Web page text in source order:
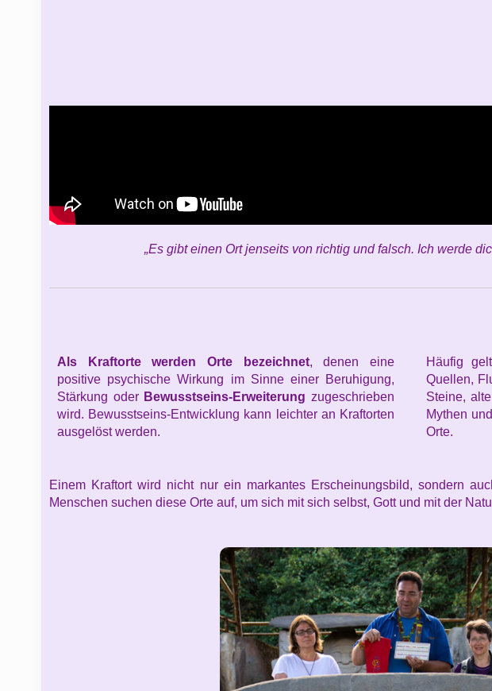
„Es gibt einen Ort jenseits von richtig und falsch. Ich werde
Als Kraftorte werden Orte bezeichnet, denen eine
positive psychische Wirkung im Sinne einer Beruhigung,
Stärkung oder Bewusstseins-Erweiterung zugeschrieben
wird. Bewusstseins-Entwicklung kann leichter an Kraftorten
ausgelöst werden.
Häufig
Quellen,
Steine,
Mythen
Orte.
Einem Kraftort wird nicht nur ein markantes Erscheinungsbild, sondern
Menschen suchen diese Orte auf, um sich mit sich selbst, Gott und mit der